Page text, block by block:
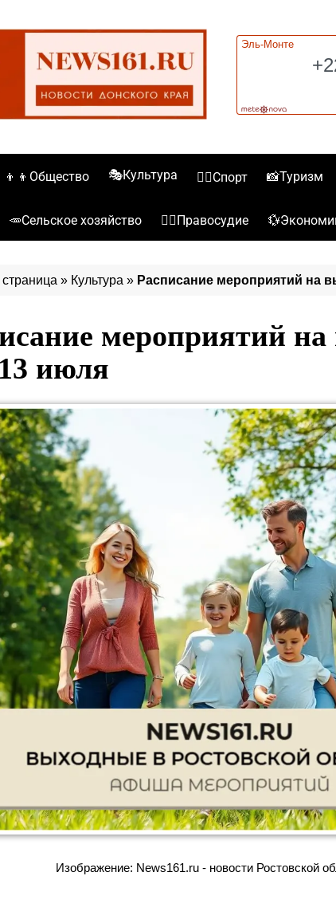
🎭Культура 🏋️‍♀️Спорт 📸Туризм
🥕Сельское хозяйство 👮‍♂️Правосудие
» Культура » Расписание мероприятий на
мероприятий
июля
Изображение: News161.ru - новости Ростовской
Реклама. Самозанятая Салмашова
А.А. ИНН:610207641003
erid:2Vtzqv8Q5qk